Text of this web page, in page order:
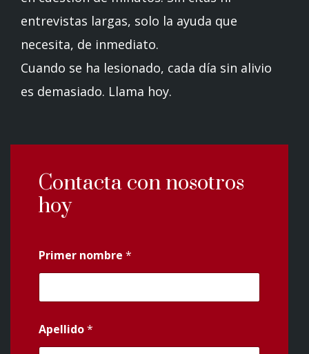
entrevistas largas, solo la ayuda que
necesita, de inmediato.
Cuando se ha lesionado, cada día sin alivio
es demasiado. Llama hoy.
Contacta con nosotros
hoy
Primer nombre *
Apellido*